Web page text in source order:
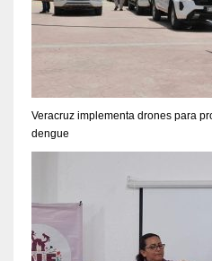
Veracruz implementa drones para
dengue